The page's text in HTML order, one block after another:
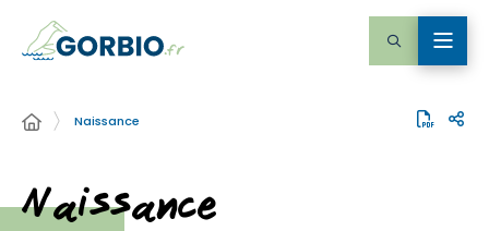
Naissance
Naissance